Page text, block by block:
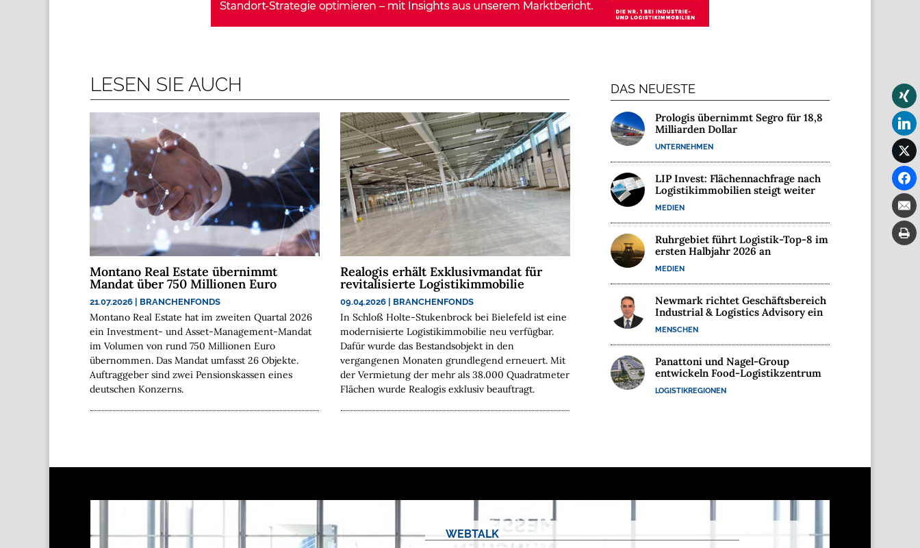
LESEN SIE AUCH
Montano Real Estate übernimmt
Mandat über 750 Millionen Euro
21.07.2026 BRANCHENFONDS
Montano Real Estate hat im zweiten Quartal 2026
ein Investment- und Asset-Management-Mandat
im Volumen von rund 750 Millionen Euro
übernommen. Das Mandat umfasst 26 Objekte.
Auftraggeber sind zwei Pensionskassen eines
deutschen Konzerns.
Realogis erhält Exklusivmandat für
revitalisierte Logistikimmobilie
09.04.2026 BRANCHENFONDS
In Schloß Holte-Stukenbrock bei Bielefeld ist eine
modernisierte Logistikimmobilie neu verfügbar.
Dafür wurde das Bestandsobjekt in den
vergangenen Monaten grundlegend erneuert. Mit
der Vermietung der mehr als 38.000 Quadratmeter
Flächen wurde Realogis exklusiv beauftragt.
DAS NEUESTE
Prologis übernimmt Segro für 18,8
Milliarden Dollar
UNTERNEHMEN
LIP Invest: Flächennachfrage nach
Logistikimmobilien steigt weiter
MEDIEN
Ruhrgebiet führt Logistik-Top-8 im
ersten Halbjahr 2026 an
MEDIEN
Newmark richtet Geschäftsbereich
Industrial & Logistics Advisory ein
MENSCHEN
Panattoni und Nagel-Group
entwickeln Food-Logistikzentrum
LOGISTIKREGIONEN
WEBTALK